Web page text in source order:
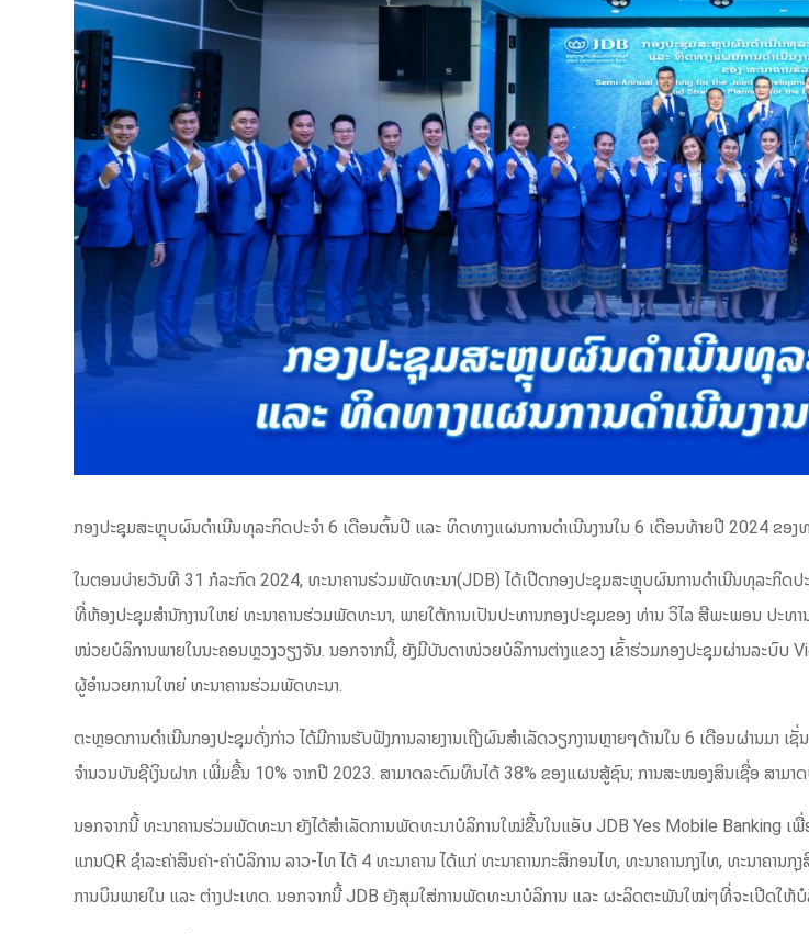
ກອງປະຊຸມສະຫຼຸບຜົນດຳເນີນທຸລະກິດປະຈຳ 6 ເດືອນຕົ້ນປີ ແລະ ທິດທາງແຜນການດຳເນີນງານໃນ 6 ເດືອນທ້າຍປີ 2024 ຂອງ
ໃນຕອນບ່າຍວັນທີ 31 ກໍລະກົດ 2024, ທະນາຄານຮ່ວມພັດທະນາ(JDB) ໄດ້ເປີດກອງປະຊຸມສະຫຼຸບຜົນການດຳເນີນທຸລະກິດປ
ທີ່ຫ້ອງປະຊຸມສຳນັກງານໃຫຍ່ ທະນາຄານຮ່ວມພັດທະນາ, ພາຍໃຕ້ການເປັນປະທານກອງປະຊຸມຂອງ ທ່ານ ວິໄລ ສີພະພອນ ປ
ໜ່ວຍບໍລິການພາຍໃນນະຄອນຫຼວງວຽງຈັນ. ນອກຈາກນີ້, ຍັງມີບັນດາໜ່ວຍບໍລິການຕ່າງແຂວງ ເຂົ້າຮ່ວມກອງປະຊຸມຜ່ານລະບົບ
ຜູ້ອຳນວຍການໃຫຍ່ ທະນາຄານຮ່ວມພັດທະນາ.
ຕະຫຼອດການດຳເນີນກອງປະຊຸມດັ່ງກ່າວ ໄດ້ມີການຮັບຟັງການລາຍງານເຖີງຜົນສຳເລັດວຽກງານຫຼາຍໆດ້ານໃນ 6 ເດືອນຜ່ານ
ຈໍານວນບັນຊີເງິນຝາກ ເພີ່ມຂື້ນ 10% ຈາກປີ 2023. ສາມາດລະດົມທຶນໄດ້ 38% ຂອງແຜນສູ້ຊົນ; ການສະໜອງສິນເຊື່ອ ສາມ
ນອກຈາກນີ້ ທະນາຄານຮ່ວມພັດທະນາ ຍັງໄດ້ສຳເລັດການພັດທະນາບໍລິການໃໝ່ຂື້ນໃນແອັບ JDB Yes Mobile Banking ເພື່
ແກນQR ຊຳລະຄ່າສິນຄ່າ-ຄ່າບໍລິການ ລາວ-ໄທ ໄດ້ 4 ທະນາຄານ ໄດ້ແກ່ ທະນາຄານກະສິກອນໄທ, ທະນາຄານກຸງໄທ, ທະນາຄາ
ການບິນພາຍໃນ ແລະ ຕ່າງປະເທດ. ນອກຈາກນີ້ JDB ຍັງສຸມໃສ່ການພັດທະນາບໍລິການ ແລະ ຜະລິດຕະພັນໃໝ່ໆທີ່ຈະເປີດໃຫ້ບໍ